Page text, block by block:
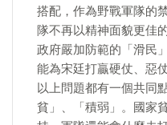
搭配，作為野戰軍隊的
隊不再以精神面貌更佳
政府嚴加防範的「滑民
能為宋廷打贏硬仗、惡仗
以上問題都有一個共同
貧」、「積弱」。國家